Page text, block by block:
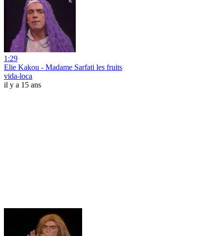
1:29
Elie Kakou - Madame Sarfati les fruits
vida-loca
il y a 15 ans